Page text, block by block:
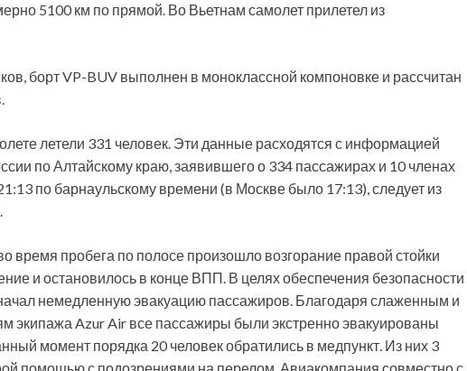
5100 км по прямой. Во Вьетнам самолет прилетел из
борт VP-BUV выполнен в моноклассной компоновке и рассчитан
летели 331 человек. Эти данные расходятся с информацией
по Алтайскому краю, заявившего о 334 пассажирах и 10 членах
по барнаульскому времени (в Москве было 17:13), следует из
время пробега по полосе произошло возгорание правой стойки
и остановилось в конце ВПП. В целях обеспечения безопасности
немедленную эвакуацию пассажиров. Благодаря слаженным и
экипажа Azur Air все пассажиры были экстренно эвакуированы
момент порядка 20 человек обратились в медпункт. Из них 3